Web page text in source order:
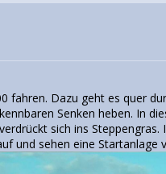
Dazu geht es quer
Senken heben. In
sich ins
und sehen eine Startanlage